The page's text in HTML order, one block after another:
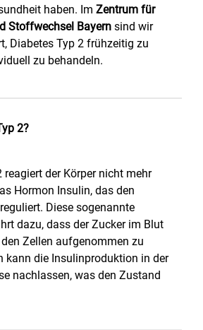
haben. Im Zentrum für
Stoffwechsel Bayern sind wir
Diabetes Typ 2 frühzeitig zu
zu behandeln.
2?
reagiert der Körper nicht mehr
Hormon Insulin, das den
Diese sogenannte
dazu, dass der Zucker im Blut
Zellen aufgenommen zu
kann die Insulinproduktion in der
nachlassen, was den Zustand